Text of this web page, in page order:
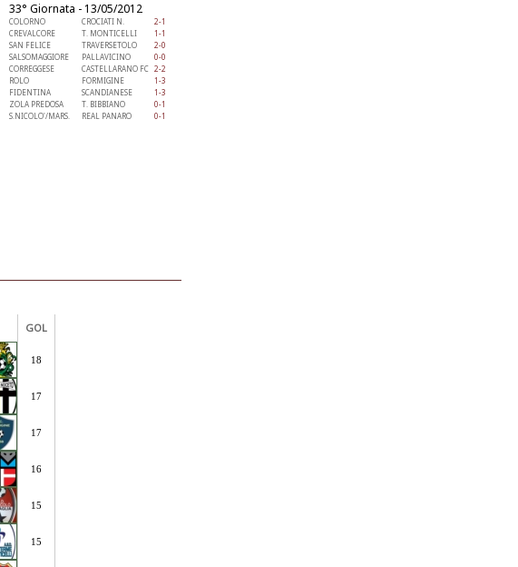
33° Giornata - 13/05/2012
COLORNO CROCIATI N.
2-1
CREVALCORE
T. MONTICELLI
1-1
SAN FELICE
TRAVERSETOLO
2-0
SALSOMAGGIORE
PALLAVICINO
0-0
CORREGGESE
CASTELLARANO FC 2-2
ROLO
FORMIGINE
1-3
FIDENTINA
SCANDIANESE
1-3
ZOLA PREDOSA
T. BIBBIANO
0-1
S.NICOLO'/MARS.
REAL PANARO 0-1
GOL
18
17
17
16
15
15